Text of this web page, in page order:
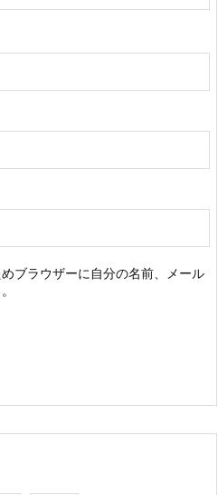
ブラウザーに自分の名前、メール